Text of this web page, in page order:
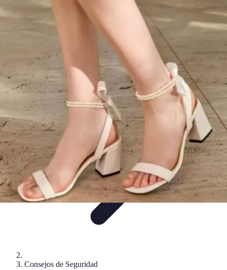
Urgencia Alarma
Consejos y Mantenimiento Guías y Tutoriales Consejos de
Guía de Compra Guías de Compra
Urgencia Alarma
Consejos de Seguridad